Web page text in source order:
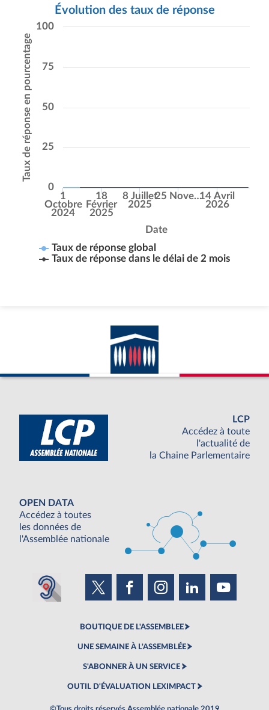
Évolution des taux de réponse
Date
Taux de réponse en pourcentage
Taux de réponse global
Taux de réponse dans le délai de 2 mois
1
Octobre
2024
18
Février
2025
8 Juillet
2025
25 Nove…14 Avril
2026
0
100
25
50
75
LCP
Accédez à toute
l'actualité de
la Chaine Parlementaire
OPEN DATA
Accédez à toutes
les données de
l'Assemblée nationale
BOUTIQUE DE L'ASSEMBLEE
UNE SEMAINE À L'ASSEMBLÉE
S'ABONNER À UN SERVICE
OUTIL D'ÉVALUATION LEXIMPACT
©Tous droits réservés Assemblée nationale 2019